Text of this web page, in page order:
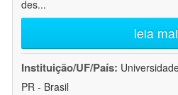
des...
leia
Instituição/UF/País:
PR - Brasil